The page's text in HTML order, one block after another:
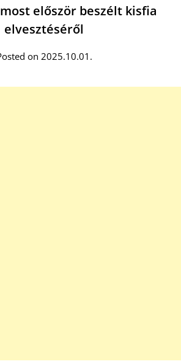
először beszélt kisfia
elvesztéséről
on 2025.10.01.